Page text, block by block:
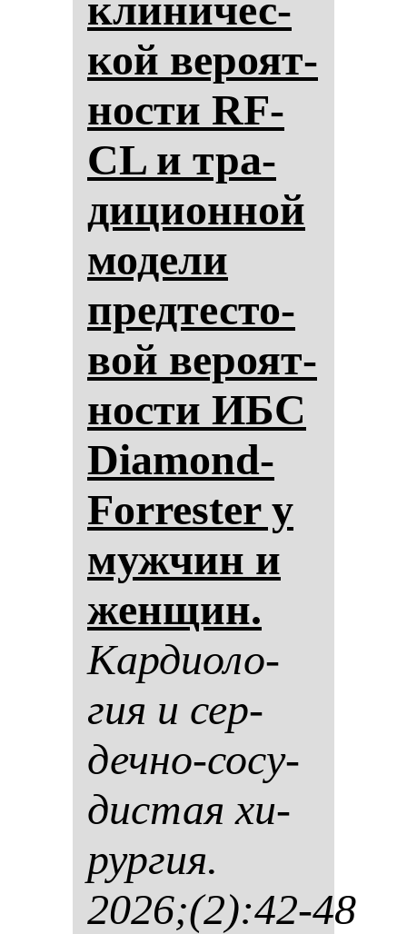
кой ве­ро­ят­
нос­ти RF-
CL и тра­
ди­ци­он­ной
мо­де­ли
пред­тес­то­
вой ве­ро­ят­
нос­ти ИБС
Diamond-
Forrester у
муж­чин и
жен­щин.
Кар­ди­оло­
гия и сер­
деч­но-со­су­
дис­тая хи­
рур­гия.
2026;(2):42-48